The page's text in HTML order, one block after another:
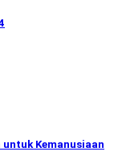
untuk Kemanusiaan